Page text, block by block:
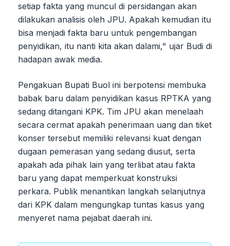
setiap fakta yang muncul di persidangan akan
dilakukan analisis oleh JPU. Apakah kemudian itu
bisa menjadi fakta baru untuk pengembangan
penyidikan, itu nanti kita akan dalami," ujar Budi di
hadapan awak media.
Pengakuan Bupati Buol ini berpotensi membuka
babak baru dalam penyidikan kasus RPTKA yang
sedang ditangani KPK. Tim JPU akan menelaah
secara cermat apakah penerimaan uang dan tiket
konser tersebut memiliki relevansi kuat dengan
dugaan pemerasan yang sedang diusut, serta
apakah ada pihak lain yang terlibat atau fakta
baru yang dapat memperkuat konstruksi
perkara. Publik menantikan langkah selanjutnya
dari KPK dalam mengungkap tuntas kasus yang
menyeret nama pejabat daerah ini.